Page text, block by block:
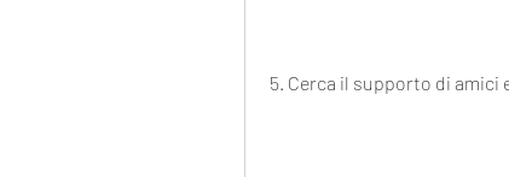
5. Cerca il supporto di amici